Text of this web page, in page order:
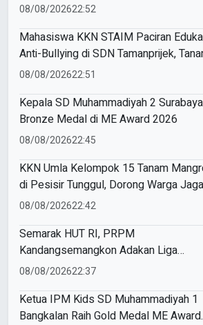
Sendangagung
08/08/202622:52
Mahasiswa KKN STAIM Paciran
Anti-Bullying di SDN Tamanprijek,
Empati Sejak Dini
08/08/202622:51
Kepala SD Muhammadiyah 2
Bronze Medal di ME Award 2026
08/08/202622:45
KKN Umla Kelompok 15 Tanam
di Pesisir Tunggul, Dorong Warga Jaga
Lingkungan
08/08/202622:42
Semarak HUT RI, PRPM
Kandangsemangkon Adakan Liga
Kemerdekaan 2026
08/08/202622:37
Ketua IPM Kids SD Muhammadiyah 1
Bangkalan Raih Gold Medal ME Award